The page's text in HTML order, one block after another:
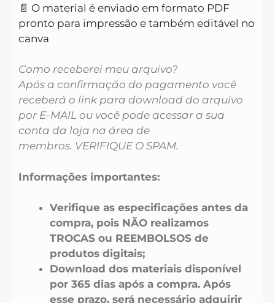
📄 O material é enviado em formato PDF
pronto para impressão e também editável no
canva
Como receberei meu arquivo?
Após a confirmação do pagamento você
receberá o link para download do arquivo
por E-MAIL ou você pode acessar a sua
conta da loja na área de
membros. VERIFIQUE O SPAM.
Informações importantes:
Verifique as especificações antes da
compra, pois NÃO realizamos
TROCAS ou REEMBOLSOS de
produtos digitais;
Download dos materiais disponível
por 365 dias após a compra. Após
esse prazo, será necessário adquirir